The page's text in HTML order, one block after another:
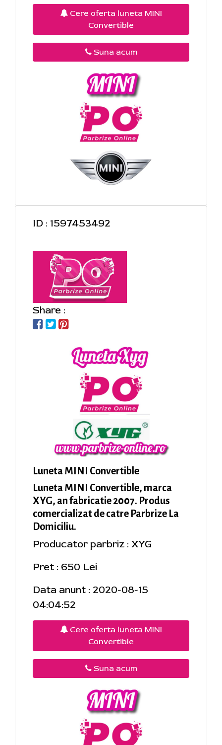
Cere oferta luneta MINI
Convertible
Suna acum
ID : 1597453492
Share :
Luneta MINI Convertible
Luneta MINI Convertible, marca
XYG, an fabricatie 2007. Produs
comercializat de catre Parbrize La
Domiciliu.
Producator parbriz : XYG
Pret : 650 Lei
Data anunt : 2020-08-15
04:04:52
Cere oferta luneta MINI
Convertible
Suna acum